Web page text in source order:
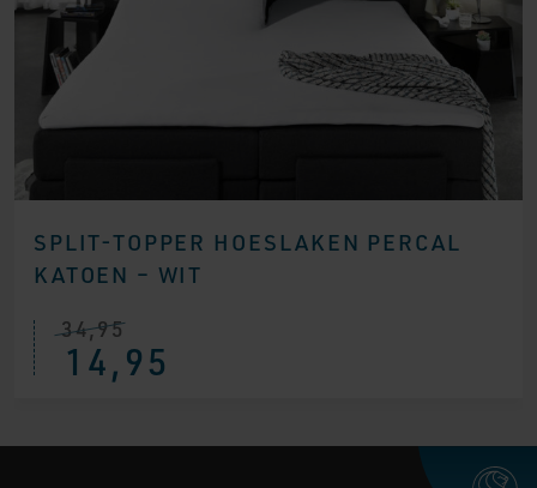
SPLIT-TOPPER HOESLAKEN PERCAL
KATOEN – WIT
34,95
14,95